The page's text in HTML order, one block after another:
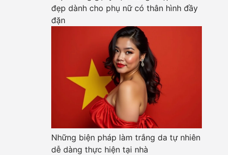
đẹp dành cho phụ nữ có thân hình đầy
đặn
Những biện pháp làm trắng da tự nhiên
dễ dàng thực hiện tại nhà